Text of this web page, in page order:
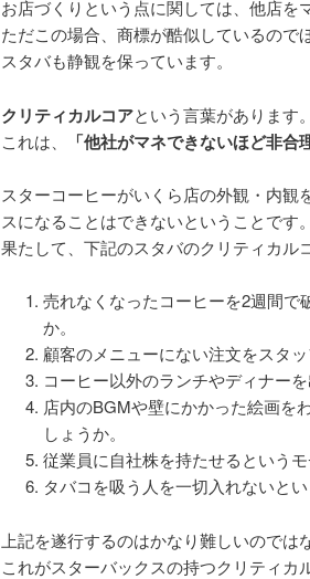
お店づくりという点に関しては、他店を
ただこの場合、商標が酷似しているので
スタバも静観を保っています。
クリティカルコアという言葉があります。
これは、
「他社がマネできないほど非合
スターコーヒーがいくら店の外観・内
スになることはできないということです。
果たして、下記のスタバのクリティカル
売れなくなったコーヒーを2週間で
か。
顧客のメニューにない注文をスタ
コーヒー以外のランチやディナー
店内のBGMや壁にかかった絵画を
しょうか。
従業員に自社株を持たせるという
タバコを吸う人を一切入れないと
上記を遂行するのはかなり難しいのでは
これがスターバックスの持つクリティカ